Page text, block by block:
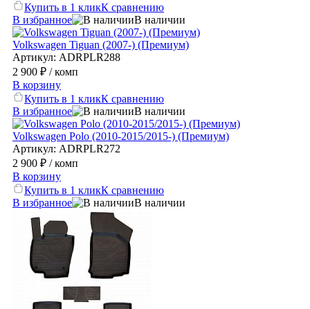
Купить в 1 кликК сравнению
В избранное
В наличии
Volkswagen Tiguan (2007-) (Премиум)
Артикул: ADRPLR288
2 900 ₽ / комп
В корзину
Купить в 1 кликК сравнению
В избранное
В наличии
Volkswagen Polo (2010-2015/2015-) (Премиум)
Артикул: ADRPLR272
2 900 ₽ / комп
В корзину
Купить в 1 кликК сравнению
В избранное
В наличии